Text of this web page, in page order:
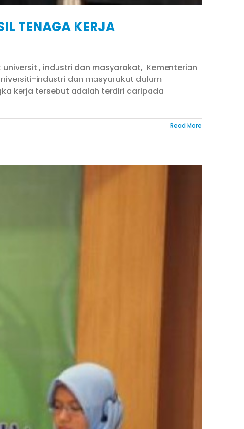
TENAGA KERJA
universiti, industri dan masyarakat, Kementerian
industri dan masyarakat dalam
kerja tersebut adalah terdiri daripada
Read More